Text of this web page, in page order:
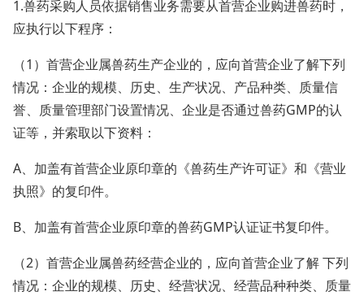
1.兽药采购人员依据销售业务需要从首营企业购进兽药时，
应执行以下程序：
（1）首营企业属兽药生产企业的，应向首营企业了解下列
情况：企业的规模、历史、生产状况、产品种类、质量信
誉、质量管理部门设置情况、企业是否通过兽药GMP的认
证等，并索取以下资料：
A、加盖有首营企业原印章的《兽药生产许可证》和《营业
执照》的复印件。
B、加盖有首营企业原印章的兽药GMP认证证书复印件。
（2）首营企业属兽药经营企业的，应向首营企业了解 下列
情况：企业的规模、历史、经营状况、经营品种种类、质量